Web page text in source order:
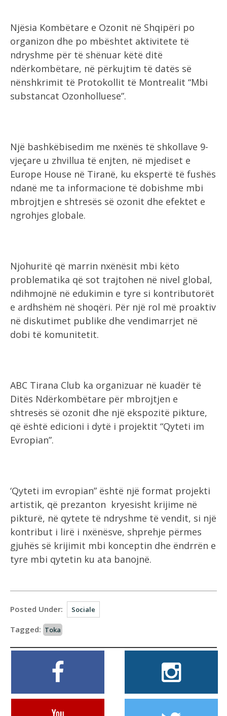
Njësia Kombëtare e Ozonit në Shqipëri po
organizon dhe po mbështet aktivitete të
ndryshme për të shënuar këtë ditë
ndërkombëtare, në përkujtim të datës së
nënshkrimit të Protokollit të Montrealit “Mbi
substancat Ozonholluese”.
Një bashkëbisedim me nxënës të shkollave 9-
vjeçare u zhvillua të enjten, në mjediset e
Europe House në Tiranë, ku ekspertë të fushës
ndanë me ta informacione të dobishme mbi
mbrojtjen e shtresës së ozonit dhe efektet e
ngrohjes globale.
Njohuritë që marrin nxënësit mbi këto
problematika që sot trajtohen në nivel global,
ndihmojnë në edukimin e tyre si kontributorët
e ardhshëm në shoqëri. Për një rol më proaktiv
në diskutimet publike dhe vendimarrjet në
dobi të komunitetit.
ABC Tirana Club ka organizuar në kuadër të
Ditës Ndërkombëtare për mbrojtjen e
shtresës së ozonit dhe një ekspozitë pikture,
që është edicioni i dytë i projektit “Qyteti im
Evropian”.
‘Qyteti im evropian” është një format projekti
artistik, që prezanton kryesisht krijime në
pikturë, në qytete të ndryshme të vendit, si një
kontribut i lirë i nxënësve, shprehje përmes
gjuhës së krijimit mbi konceptin dhe ëndrrën e
tyre mbi qytetin ku ata banojnë.
Posted Under: Sociale
Tagged: Toka